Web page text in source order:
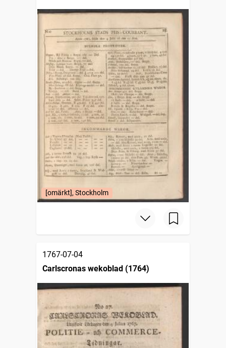
[omärkt], Stockholm
1767-07-04
Carlscronas wekoblad (1764)